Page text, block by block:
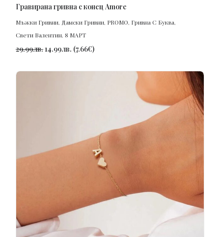
ПОРЪЧАЙ
Гравирана гривна с конец Amore
Мъжки Гривни, Дамски Гривни, PROMO, Гривна С Буква,
Свети Валентин, 8 МАРТ
29.99лв.14.99лв. (7.66€)